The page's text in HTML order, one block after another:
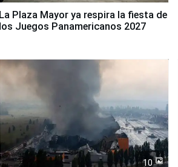
La Plaza Mayor ya respira la fiesta de
los Juegos Panamericanos 2027
10